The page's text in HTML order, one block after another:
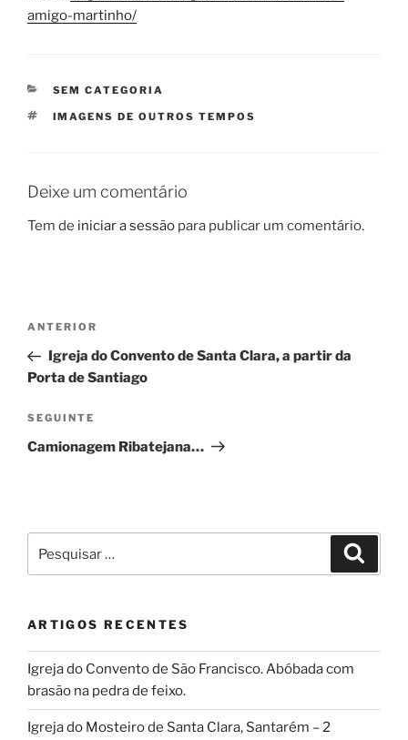
amigo-martinho/
CATEGORIAS
SEM CATEGORIA
ETIQUETAS
IMAGENS DE OUTROS TEMPOS
Deixe um comentário
Tem de iniciar a sessão para publicar um comentário.
Navegação
artigos
Conteúdo
anterior
ANTERIOR
Igreja do Convento de Santa Clara, a partir da
Porta de Santiago
Conteúdo
seguinte
SEGUINTE
Camionagem Ribatejana…
por:
ARTIGOS RECENTES
Igreja do Convento de São Francisco. Abóbada com
brasão na pedra de feixo.
Igreja do Mosteiro de Santa Clara, Santarém – 2